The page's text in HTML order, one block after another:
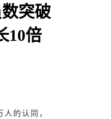
突破
10倍
的认同，